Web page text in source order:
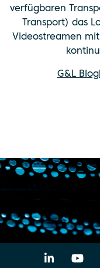
verfügbaren
Transport) das
Videostreamen
G&L
LinkedIn